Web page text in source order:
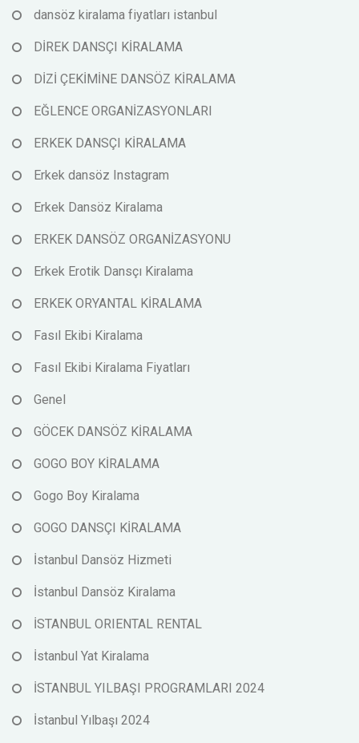
dansöz kiralama fiyatları istanbul
DİREK DANSÇI KİRALAMA
DİZİ ÇEKİMİNE DANSÖZ KİRALAMA
EĞLENCE ORGANİZASYONLARI
ERKEK DANSÇI KİRALAMA
Erkek dansöz Instagram
Erkek Dansöz Kiralama
ERKEK DANSÖZ ORGANİZASYONU
Erkek Erotik Dansçı Kiralama
ERKEK ORYANTAL KİRALAMA
Fasıl Ekibi Kiralama
Fasıl Ekibi Kiralama Fiyatları
Genel
GÖCEK DANSÖZ KİRALAMA
GOGO BOY KİRALAMA
Gogo Boy Kiralama
GOGO DANSÇI KİRALAMA
İstanbul Dansöz Hizmeti
İstanbul Dansöz Kiralama
İSTANBUL ORIENTAL RENTAL
İstanbul Yat Kiralama
İSTANBUL YILBAŞI PROGRAMLARI 2024
İstanbul Yılbaşı 2024